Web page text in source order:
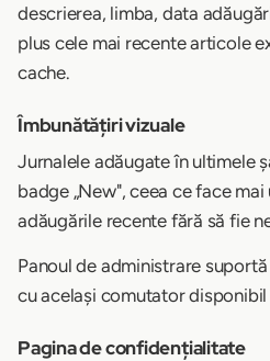
descrierea, limba, data
plus cele mai recente articole
cache.
Îmbunătățiri vizuale
Jurnalele adăugate în ultimele
badge „New", ceea ce face
adăugările recente fără să fie
Panoul de administrare
cu același comutator disponibil
Pagina de confidențialitate